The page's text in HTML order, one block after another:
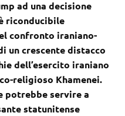
ad una decisione
riconducibile
confronto iraniano-
un crescente distacco
dell’esercito iraniano
religioso Khamenei.
potrebbe servire a
statunitense